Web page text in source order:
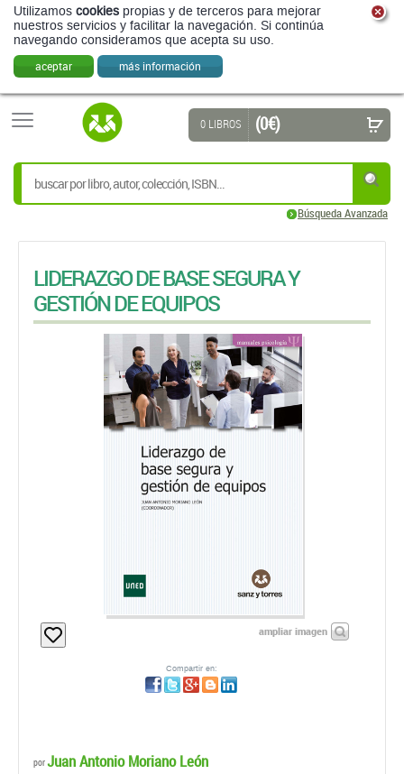
Utilizamos cookies propias y de terceros para mejorar
nuestros servicios y facilitar la navegación. Si continúa
navegando consideramos que acepta su uso.
aceptar más información
Búsqueda Avanzada
0 LIBROS (0 €)
LIDERAZGO DE BASE SEGURA Y
GESTIÓN DE EQUIPOS
ampliar imagen
Compartir en:
porJuan Antonio Moriano León